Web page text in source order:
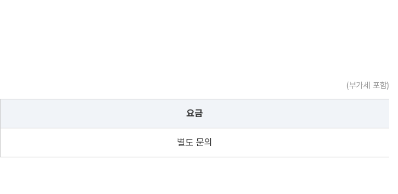
(부가세 포함)
요금
별도 문의